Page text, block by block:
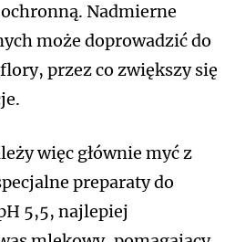
Nadmierne
może doprowadzić do
przez co zwiększy się
więc głównie myć z
preparaty do
5,5, najlepiej